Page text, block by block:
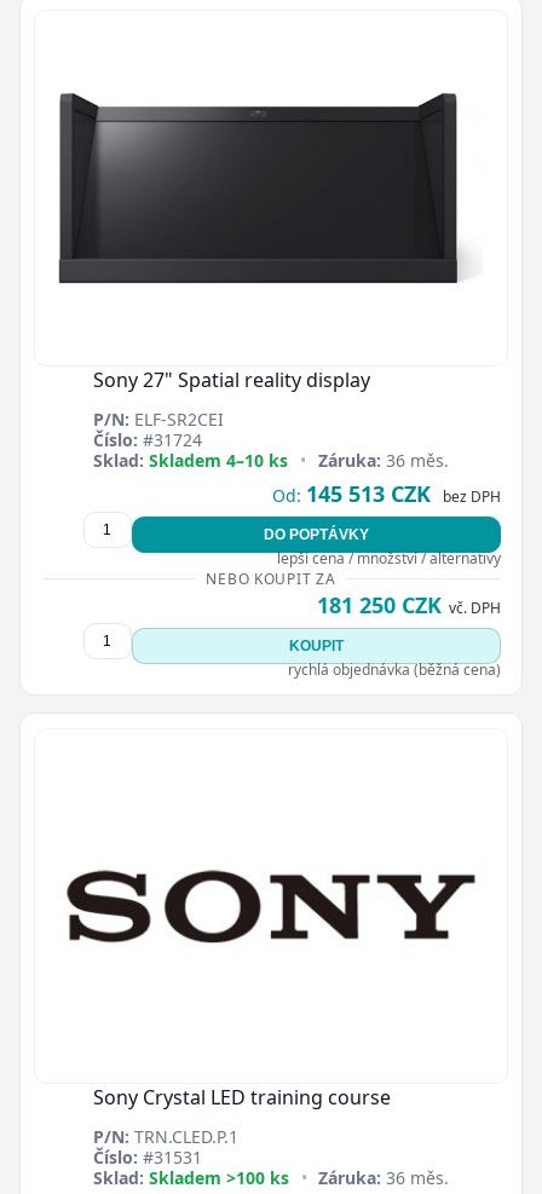
Sony 27" Spatial reality display
P/N: ELF-SR2CEI
Číslo: #31724
Sklad: Skladem 4–10 ks • Záruka: 36 měs.
Od: 145 513 CZK bez DPH
DO POPTÁVKY
lepší cena / množství / alternativy
NEBO KOUPIT ZA
181 250 CZK vč. DPH
KOUPIT
rychlá objednávka (běžná cena)
Sony Crystal LED training course
P/N: TRN.CLED.P.1
Číslo: #31531
Sklad: Skladem >100 ks • Záruka: 36 měs.